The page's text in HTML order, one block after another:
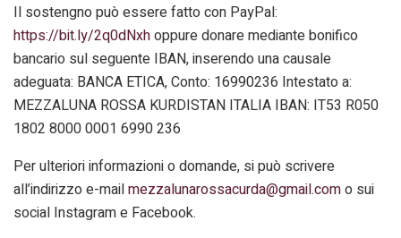
Il sostengno può essere fatto con PayPal:
https://bit.ly/2q0dNxhoppure donare mediante bonifico
bancario sul seguente IBAN, inserendo una causale
adeguata: BANCA ETICA, Conto: 16990236 Intestato a:
MEZZALUNA ROSSA KURDISTAN ITALIA IBAN: IT53 R050
1802 8000 0001 6990 236
Per ulteriori informazioni o domande, si può scrivere
all’indirizzo e-mailmezzalunarossacurda@gmail.como sui
social Instagram e Facebook.